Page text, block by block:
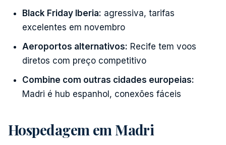
Black Friday Iberia: agressiva, tarifas
excelentes em novembro
Aeroportos alternativos: Recife tem voos
diretos com preço competitivo
Combine com outras cidades europeias:
Madri é hub espanhol, conexões fáceis
Hospedagem em Madri